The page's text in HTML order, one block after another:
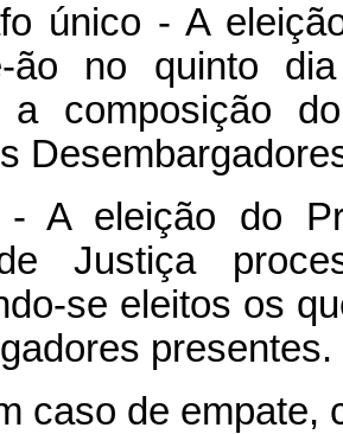
único - A
ão no quinto
a composição
A eleição do
Justiça
se eleitos os
presentes.
caso de